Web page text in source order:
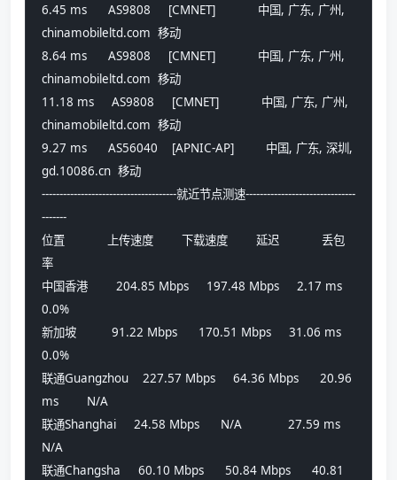
6.45 ms      AS9808     [CMNET]            中国, 广东, 广州,
chinamobileltd.com  移动
8.64 ms      AS9808     [CMNET]            中国, 广东, 广州,
chinamobileltd.com  移动
11.18 ms     AS9808     [CMNET]            中国, 广东, 广州,
chinamobileltd.com  移动
9.27 ms      AS56040    [APNIC-AP]         中国, 广东, 深圳,
gd.10086.cn  移动
--------------------------------------就近节点测速-------------------------------
-------
位置            上传速度        下载速度        延迟            丢包
率
中国香港        204.85 Mbps     197.48 Mbps     2.17 ms
0.0%
新加坡          91.22 Mbps      170.51 Mbps     31.06 ms
0.0%
联通Guangzhou    227.57 Mbps     64.36 Mbps      20.96
ms        N/A
联通Shanghai     24.58 Mbps      N/A             27.59 ms
N/A
联通Changsha     60.10 Mbps      50.84 Mbps      40.81